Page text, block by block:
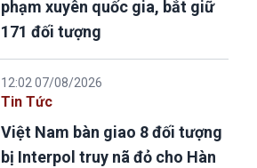
phạm xuyên quốc gia, bắt giữ
171 đối tượng
12:02 07/08/2026
Tin Tức
Việt Nam bàn giao 8 đối tượng
bị Interpol truy nã đỏ cho Hàn